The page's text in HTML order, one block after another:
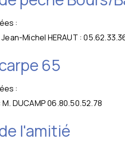
:
Michel HERAUT :
65
:
DUCAMP 06.80.50.52.78
l'amitié